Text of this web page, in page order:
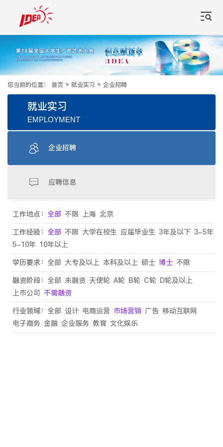
您当前的位置： 首页 » 就业实习 » 企业招聘
就业实习
EMPLOYMENT
企业招聘
应聘信息
工作地点： 全部 不限 上海 北京
工作经验： 全部 不限 大学在校生 应届毕业生 3年及以下 3-5年
5-10年 10年以上
学历要求： 全部 大专及以上 本科及以上 硕士 博士 不限
融资阶段： 全部 未融资 天使轮 A轮 B轮 C轮 D轮及以上
上市公司 不需融资
行业领域： 全部 设计 电商运营 市场营销 广告 移动互联网
电子商务 金融 企业服务 教育 文化娱乐